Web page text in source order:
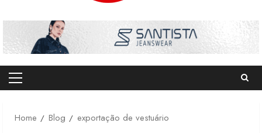
Primary
Home
Blog exportação de vestuário